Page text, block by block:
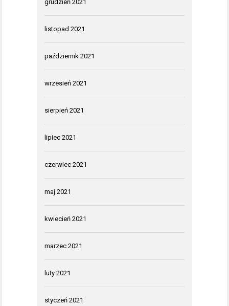
grudzień 2021
listopad 2021
październik 2021
wrzesień 2021
sierpień 2021
lipiec 2021
czerwiec 2021
maj 2021
kwiecień 2021
marzec 2021
luty 2021
styczeń 2021